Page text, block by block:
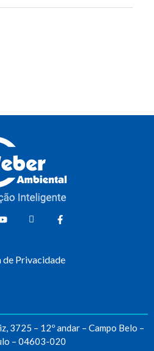
de Privacidade
3725 – 12º andar – Campo Belo –
– 04603-020